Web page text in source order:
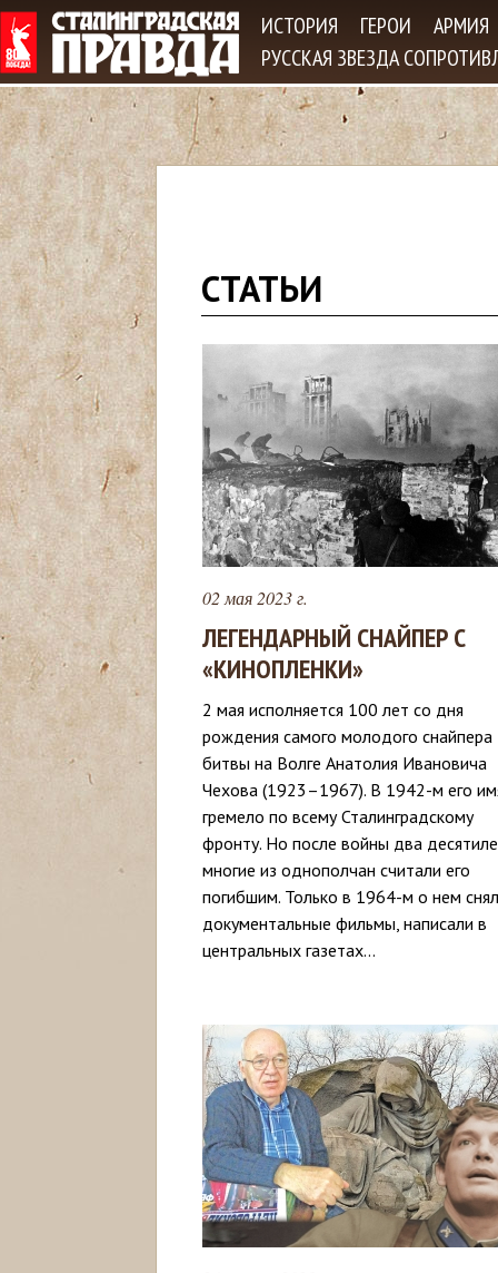
ИСТОРИЯ ГЕРОИ
АРМИЯ
РУССКАЯ ЗВЕЗДА
ы
д
е
с
ь
СТАТЬИ
02 мая 2023 г.
ЛЕГЕНДАРНЫЙ СНАЙПЕР С
«КИНОПЛЕНКИ»
2 мая исполняется 100 лет со дня
рождения самого молодого снайпера
битвы на Волге Анатолия Ивановича
Чехова (1923–1967). В 1942-м его
гремело по всему Сталинградскому
фронту. Но после войны два
многие из однополчан считали его
погибшим. Только в 1964-м о нем
документальные фильмы, написали в
центральных газетах...